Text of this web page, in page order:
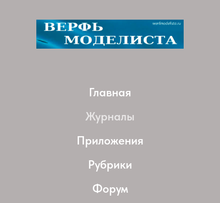
Главная
Журналы
Приложения
Рубрики
Форум